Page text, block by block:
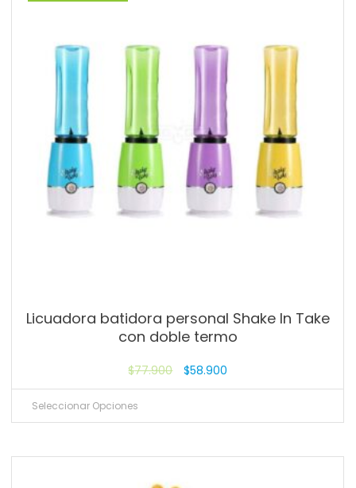
Licuadora batidora personal Shake In Take
con doble termo
$77.900 $58.900
Seleccionar Opciones